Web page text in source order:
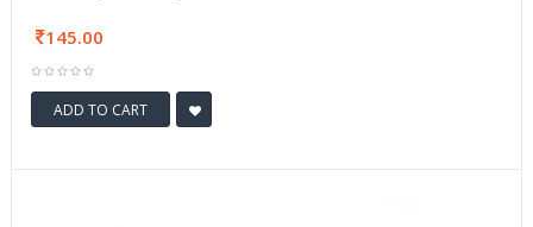
145.00
ADD TO CART